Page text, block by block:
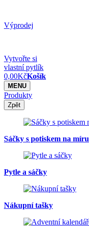
Výprodej
Vytvořte si
vlastní pytlík
0,00KčKošík
MENU
Produkty
Zpět
Sáčky s potiskem na míru
Pytle a sáčky
Nákupní tašky